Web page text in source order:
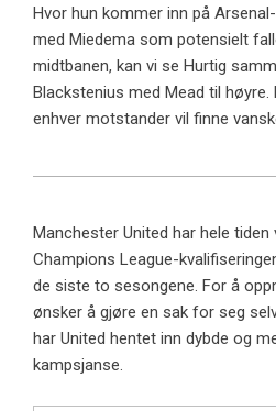
Hvor hun kommer inn på
med Miedema som potensielt
midtbanen, kan vi se Hurtig
Blackstenius med Mead til høyre.
enhver motstander vil finne
Manchester United har hele
Champions League-
de siste to sesongene. For å
ønsker å gjøre en sak for seg
har United hentet inn dybde og
kampsjanse.